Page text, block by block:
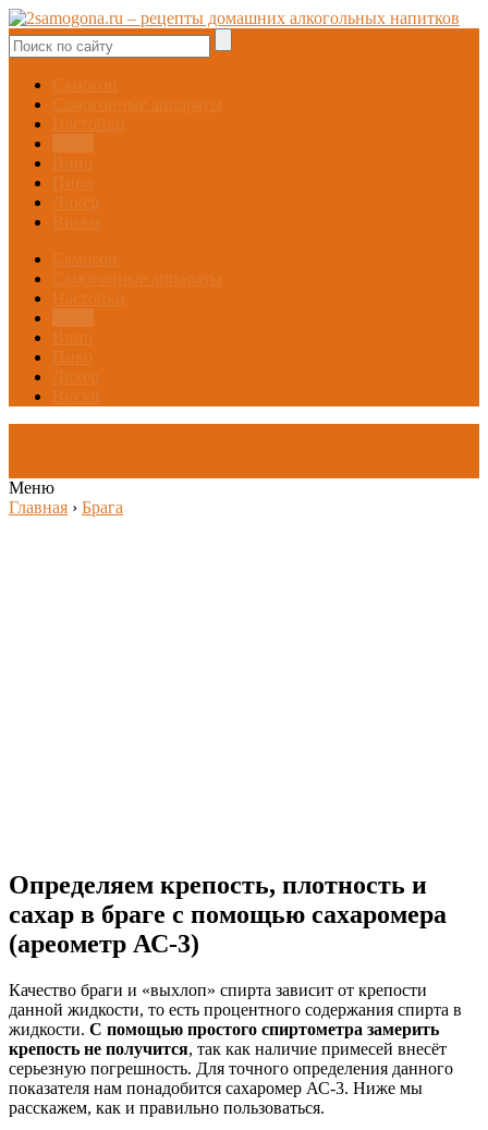
Самогон
Самогонные аппараты
Настойки
Вино
Пиво
Ликёр
Виски
Самогон
Самогонные аппараты
Настойки
Вино
Пиво
Ликёр
Виски
Меню
Главная › Брага
Определяем крепость, плотность и
сахар в браге с помощью сахаромера
(ареометр АС-3)
Качество браги и «выхлоп» спирта зависит от крепости
данной жидкости, то есть процентного содержания спирта в
жидкости. С помощью простого спиртометра замерить
крепость не получится, так как наличие примесей внесёт
серьезную погрешность. Для точного определения данного
показателя нам понадобится сахаромер АС-3. Ниже мы
расскажем, как и правильно пользоваться.